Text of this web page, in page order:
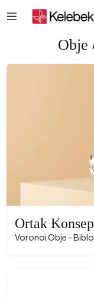
Ortak
Voronoi Obje -